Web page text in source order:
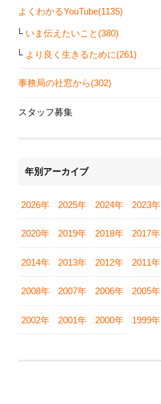
よくわかるYouTube(1135)
いま伝えたいこと(380)
より良く生きるために(261)
事務局の社窓から(302)
スタッフ募集
年別アーカイブ
2026年 2025年 2024年 2023年
2020年 2019年 2018年 2017年
2014年 2013年 2012年 2011年
2008年 2007年 2006年 2005年
2002年 2001年 2000年 1999年